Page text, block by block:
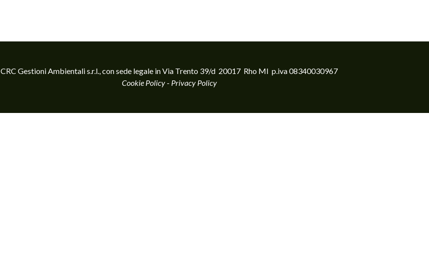
CRC Gestioni Ambientali s.r.l., con sede legale in Via Trento 39/d 20017 Rho MI p.iva 08340030967
Cookie Policy- Privacy Policy